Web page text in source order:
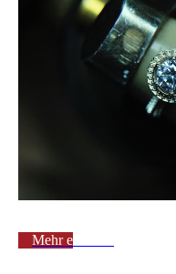
Mehr erfahren